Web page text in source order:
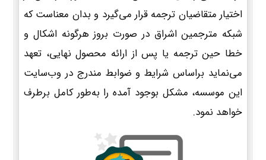
اختیار متقاضیان ترجمه قرار می‌گیرد و بدان معناست که
شبکه مترجمین اشراق در صورت بروز هرگونه اشکال و
خطا حین ترجمه یا پس از ارائه محصول نهایی، تعهد
می‌نماید براساس شرایط و ضوابط مندرج در وب‌سایت
این موسسه، مشکل بوجود آمده را به‌طور کامل برطرف
خواهد نمود.